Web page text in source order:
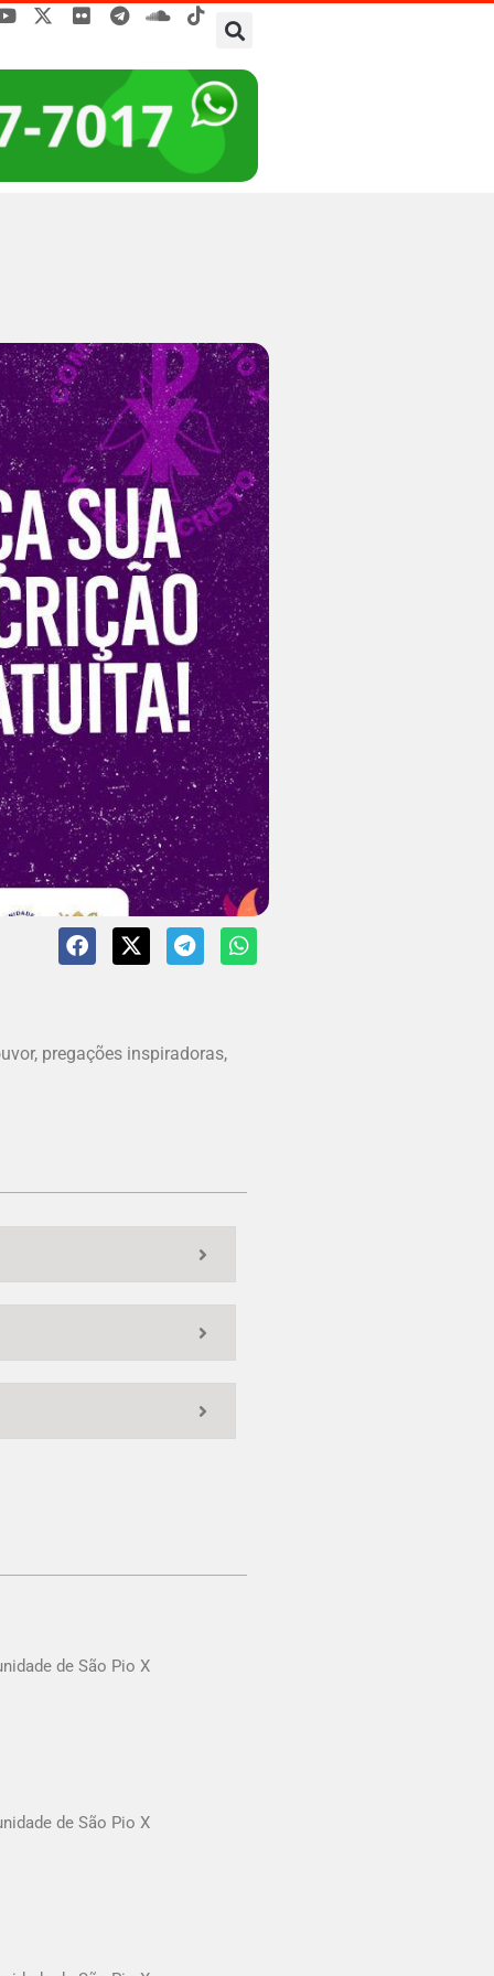
pregações inspiradoras,
de São Pio X
de São Pio X